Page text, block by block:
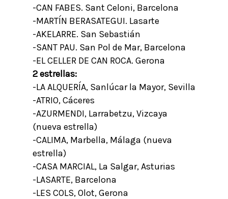
-CAN FABES. Sant Celoni, Barcelona
-MARTÍN BERASATEGUI. Lasarte
-AKELARRE. San Sebastián
-SANT PAU. San Pol de Mar, Barcelona
-EL CELLER DE CAN ROCA. Gerona
2 estrellas:
-LA ALQUERÍA, Sanlúcar la Mayor, Sevilla
-ATRIO, Cáceres
-AZURMENDI, Larrabetzu, Vizcaya
(nueva estrella)
-CALIMA, Marbella, Málaga (nueva
estrella)
-CASA MARCIAL, La Salgar, Asturias
-LASARTE, Barcelona
-LES COLS, Olot, Gerona